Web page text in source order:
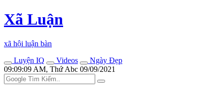
Xã Luận
xã hội luận bàn
Luyện IQ
Videos
Ngày Đẹp
09:09:09 AM, Thứ Abc 09/09/2021